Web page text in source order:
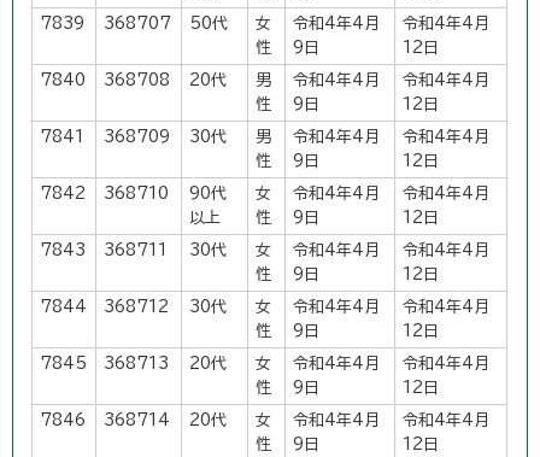
7839 368707 50代
女
性
令和4年4月
9日
令和4年4月
12日
7840 368708 20代
男
性
令和4年4月
9日
令和4年4月
12日
7841 368709 30代
男
性
令和4年4月
9日
令和4年4月
12日
7842 368710
90代
以上
女
性
令和4年4月
9日
令和4年4月
12日
7843 368711 30代
女
性
令和4年4月
9日
令和4年4月
12日
7844 368712 30代
女
性
令和4年4月
9日
令和4年4月
12日
7845 368713 20代
女
性
令和4年4月
9日
令和4年4月
12日
7846 368714 20代
女
性
令和4年4月
9日
令和4年4月
12日